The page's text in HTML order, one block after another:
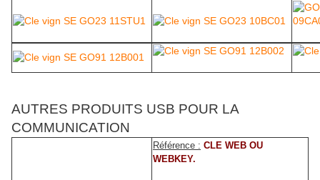
AUTRES PRODUITS USB POUR LA
COMMUNICATION
Référence : CLE WEB OU
WEBKEY.